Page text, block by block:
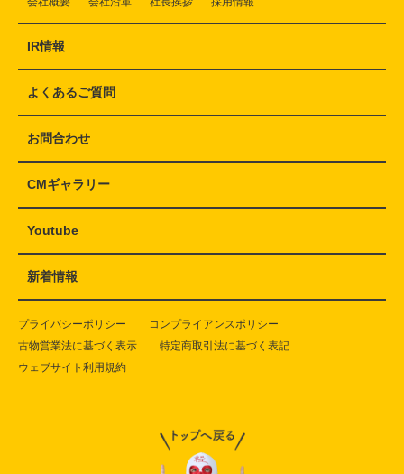
IR情報
よくあるご質問
お問合わせ
CMギャラリー
Youtube
新着情報
プライバシーポリシー
コンプライアンスポリシー
古物営業法に基づく表示
特定商取引法に基づく表記
ウェブサイト利用規約